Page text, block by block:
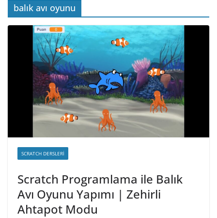
balık avı oyunu
SCRATCH DERSLERI
Scratch Programlama ile Balık
Avı Oyunu Yapımı | Zehirli
Ahtapot Modu